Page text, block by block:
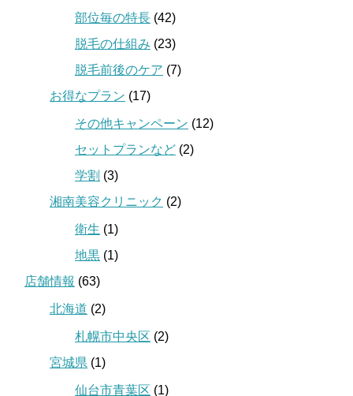
部位毎の特長 (42)
脱毛の仕組み (23)
脱毛前後のケア (7)
お得なプラン (17)
その他キャンペーン (12)
セットプランなど (2)
学割 (3)
湘南美容クリニック (2)
衛生 (1)
地黒 (1)
店舗情報 (63)
北海道 (2)
札幌市中央区 (2)
宮城県 (1)
仙台市青葉区 (1)